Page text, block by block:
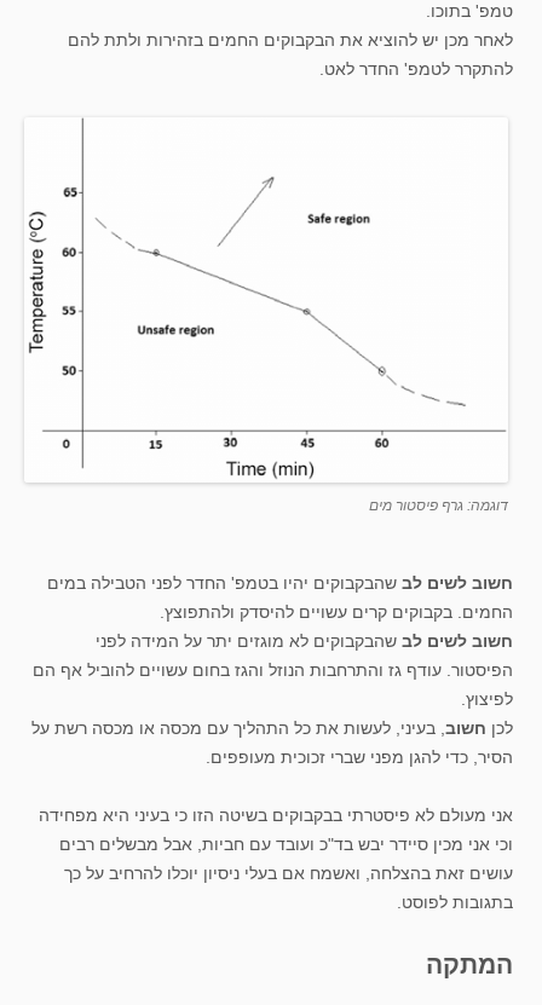
טמפ' בתוכו.
לאחר מכן יש להוציא את הבקבוקים החמים בזהירות ולתת להם
להתקרר לטמפ' החדר לאט.
דוגמה: גרף פיסטור מים
חשוב לשים לב שהבקבוקים יהיו בטמפ' החדר לפני הטבילה במים
החמים. בקבוקים קרים עשויים להיסדק ולהתפוצץ.
חשוב לשים לב שהבקבוקים לא מוגזים יתר על המידה לפני
הפיסטור. עודף גז והתרחבות הנוזל והגז בחום עשויים להוביל אף הם
לפיצוץ.
לכן חשוב, בעיני, לעשות את כל התהליך עם מכסה או מכסה רשת על
הסיר, כדי להגן מפני שברי זכוכית מעופפים.
אני מעולם לא פיסטרתי בבקבוקים בשיטה הזו כי בעיני היא מפחידה
וכי אני מכין סיידר יבש בד"כ ועובד עם חביות, אבל מבשלים רבים
עושים זאת בהצלחה, ואשמח אם בעלי ניסיון יוכלו להרחיב על כך
בתגובות לפוסט.
המתקה